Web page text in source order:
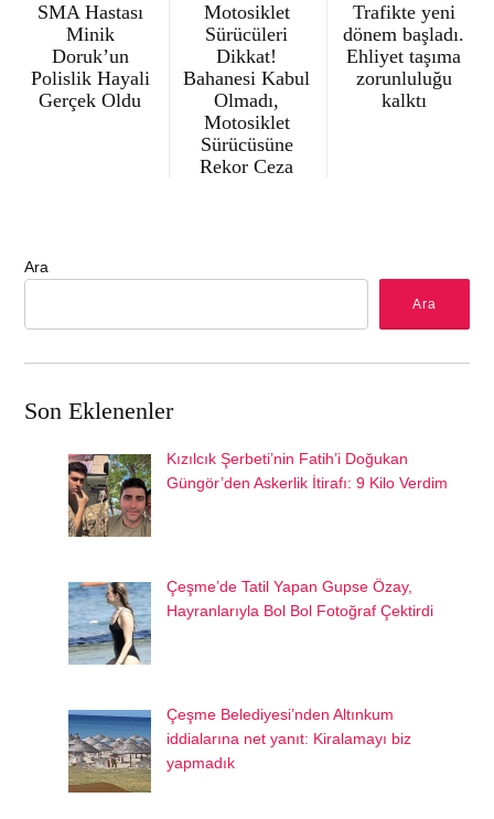
SMA Hastası
Minik
Doruk’un
Polislik Hayali
Gerçek Oldu
Motosiklet
Sürücüleri
Dikkat!
Bahanesi Kabul
Olmadı,
Motosiklet
Sürücüsüne
Rekor Ceza
Trafikte yeni
dönem başladı.
Ehliyet taşıma
zorunluluğu
kalktı
Ara
Ara
Son Eklenenler
Kızılcık Şerbeti’nin Fatih’i Doğukan
Güngör’den Askerlik İtirafı: 9 Kilo Verdim
Çeşme’de Tatil Yapan Gupse Özay,
Hayranlarıyla Bol Bol Fotoğraf Çektirdi
Çeşme Belediyesi’nden Altınkum
iddialarına net yanıt: Kiralamayı biz
yapmadık